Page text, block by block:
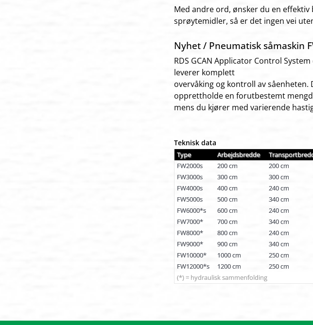
Med andre ord, ønsker du en
sprøytemidler, så er det ingen vei
Nyhet / Pneumatisk såmaskin
RDS GCAN Applicator Control
leverer komplett
overvåking og kontroll av
opprettholde en forutbestemt
mens du kjører med varierende
Teknisk data
Type Arbejdsbredde
FW2000s
200 cm 200 cm
FW3000s
300 cm 300 cm
FW4000s
400 cm 240 cm
FW5000s
500 cm 340 cm
FW6000*s
600 cm 240 cm
FW7000*
700 cm 340 cm
FW8000*
800 cm 240 cm
FW9000*
900 cm 340 cm
FW10000*
1000 cm 250 cm
FW12000*s
1200 cm 250 cm
(*) = hydraulisk sammenfolding